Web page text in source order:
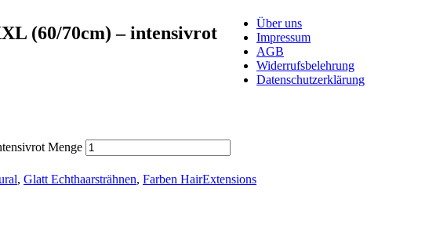
(60/70cm) – intensivrot
Menge
, Glatt Echthaarsträhnen, Farben HairExtensions
Über uns
Impressum
AGB
Widerrufsbelehrung
Datenschutzerklärung